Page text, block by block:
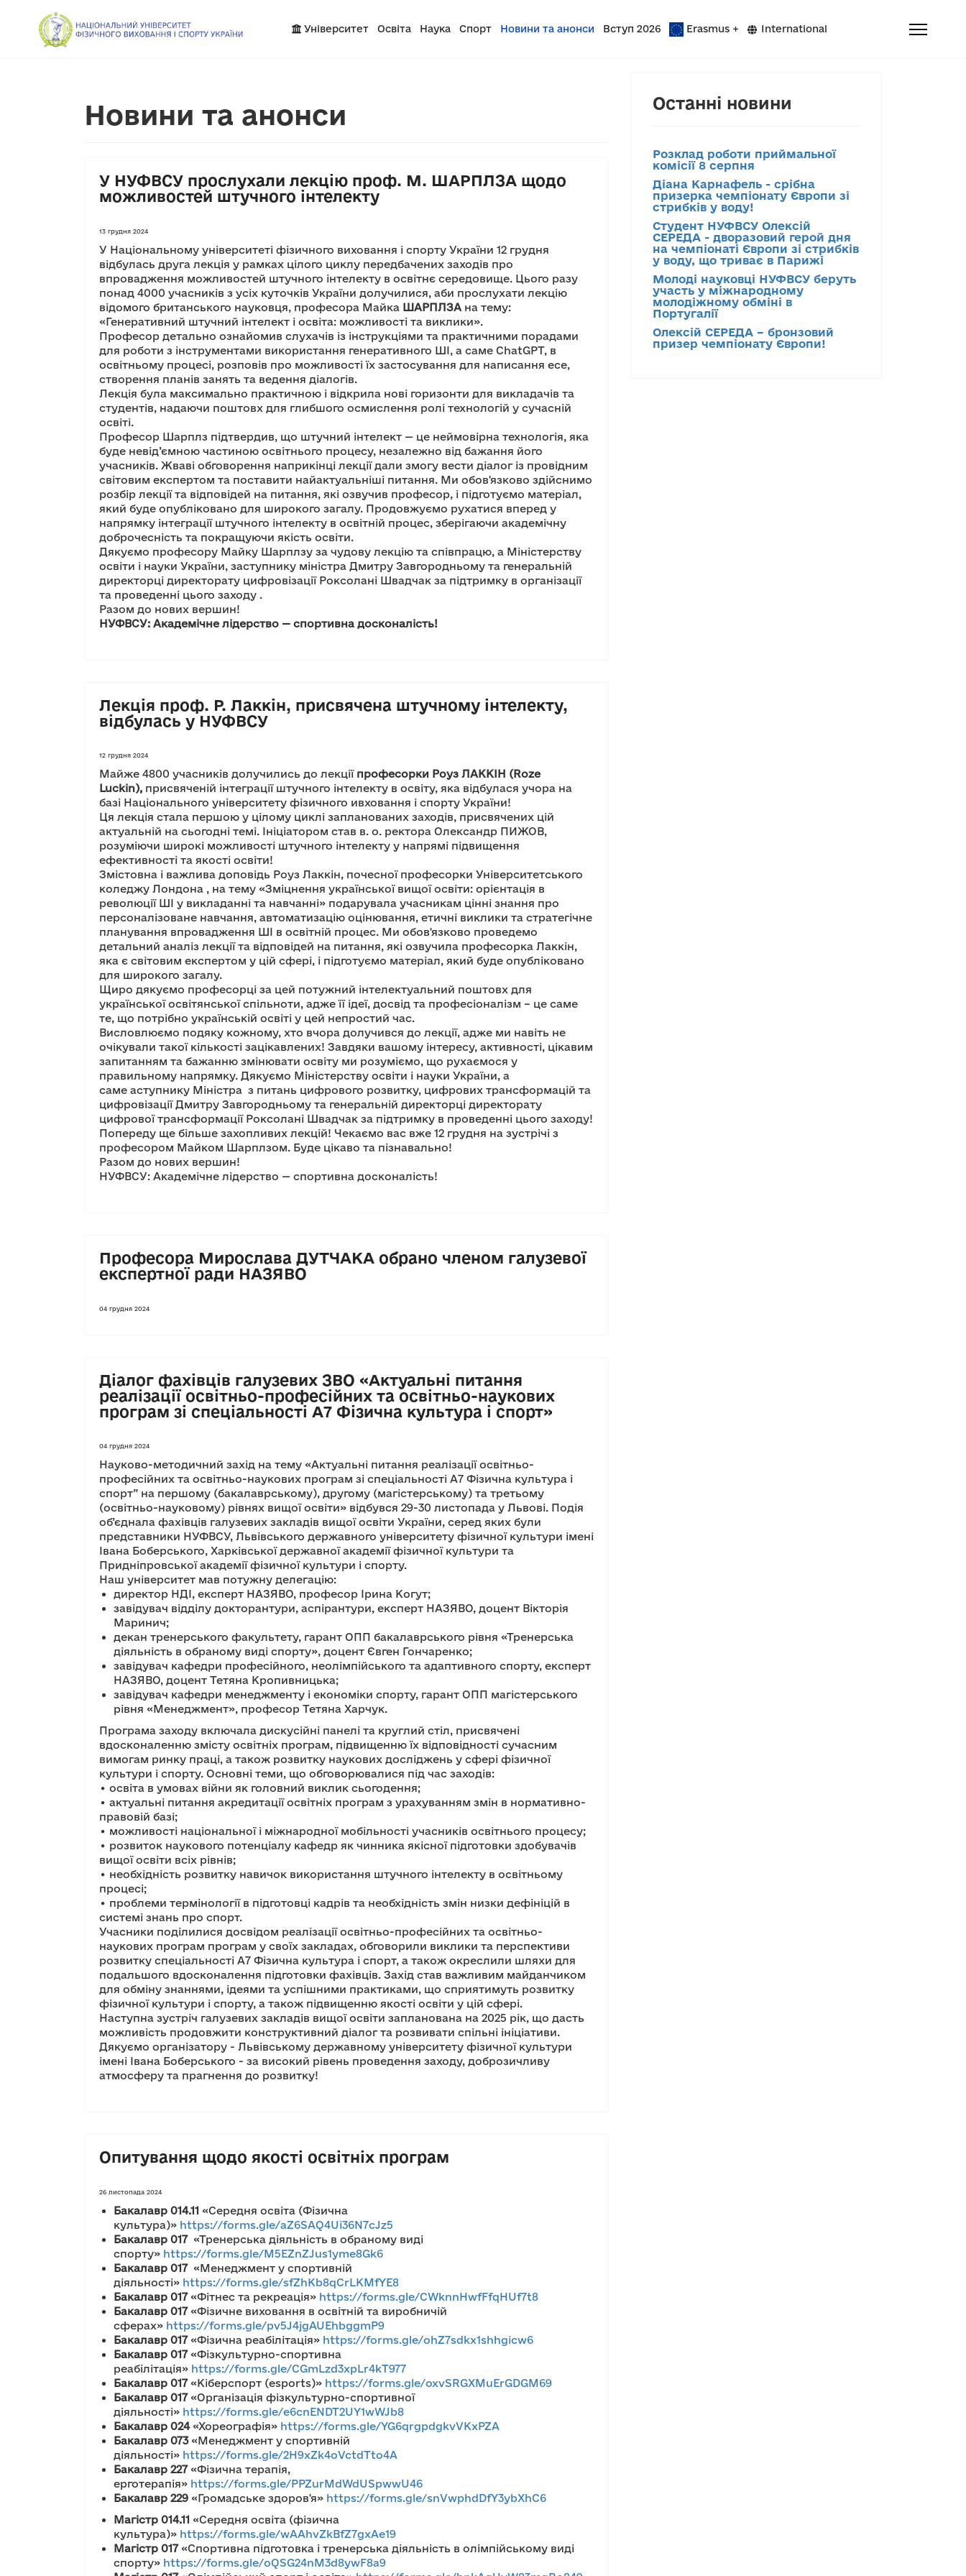
Університет Освіта Наука Спорт Новини та анонси Вступ 2026 Erasmus + International
Новини та анонси
У НУФВСУ прослухали лекцію проф. М. ШАРПЛЗА щодо
можливостей штучного інтелекту
13 грудня 2024
У Національному університеті фізичного виховання і спорту України 12 грудня
відбулась друга лекція у рамках цілого циклу передбачених заходів про
впровадження можливостей штучного інтелекту в освітнє середовище. Цього разу
понад 4000 учасників з усіх куточків України долучилися, аби прослухати лекцію
відомого британського науковця, професора Майка ШАРПЛЗА на тему:
«Генеративний штучний інтелект і освіта: можливості та виклики».
Професор детально ознайомив слухачів із інструкціями та практичними порадами
для роботи з інструментами використання генеративного ШІ, а саме ChatGPT, в
освітньому процесі, розповів про можливості їх застосування для написання есе,
створення планів занять та ведення діалогів.
Лекція була максимально практичною і відкрила нові горизонти для викладачів та
студентів, надаючи поштовх для глибшого осмислення ролі технологій у сучасній
освіті.
Професор Шарплз підтвердив, що штучний інтелект — це неймовірна технологія, яка
буде невід’ємною частиною освітнього процесу, незалежно від бажання його
учасників. Жваві обговорення наприкінці лекції дали змогу вести діалог із провідним
світовим експертом та поставити найактуальніші питання. Ми обов'язково здійснимо
розбір лекції та відповідей на питання, які озвучив професор, і підготуємо матеріал,
який буде опубліковано для широкого загалу. Продовжуємо рухатися вперед у
напрямку інтеграції штучного інтелекту в освітній процес, зберігаючи академічну
доброчесність та покращуючи якість освіти.
Дякуємо професору Майку Шарплзу за чудову лекцію та співпрацю, а Міністерству
освіти і науки України, заступнику міністра Дмитру Завгородньому та генеральній
директорці директорату цифровізації Роксолані Швадчак за підтримку в організації
та проведенні цього заходу .
Разом до нових вершин!
НУФВСУ: Академічне лідерство — спортивна досконалість!
Лекція проф. Р. Лаккін, присвячена штучному інтелекту,
відбулась у НУФВСУ
12 грудня 2024
Майже 4800 учасників долучились до лекції професорки Роуз ЛАККІН (Roze
Luckin), присвяченій інтеграції штучного інтелекту в освіту, яка відбулася учора на
базі Національного університету фізичного ивховання і спорту України!
Ця лекція стала першою у цілому циклі запланованих заходів, присвячених цій
актуальній на сьогодні темі. Ініціатором став в. о. ректора Олександр ПИЖОВ,
розуміючи широкі можливості штучного інтелекту у напрямі підвищення
ефективності та якості освіти!
Змістовна і важлива доповідь Роуз Лаккін, почесної професорки Університетського
коледжу Лондона , на тему «Зміцнення української вищої освіти: орієнтація в
революції ШІ у викладанні та навчанні» подарувала учасникам цінні знання про
персоналізоване навчання, автоматизацію оцінювання, етичні виклики та стратегічне
планування впровадження ШІ в освітній процес. Ми обов'язково проведемо
детальний аналіз лекції та відповідей на питання, які озвучила професорка Лаккін,
яка є світовим експертом у цій сфері, і підготуємо матеріал, який буде опубліковано
для широкого загалу.
Щиро дякуємо професорці за цей потужний інтелектуальний поштовх для
української освітянської спільноти, адже її ідеї, досвід та професіоналізм – це саме
те, що потрібно українській освіті у цей непростий час.
Висловлюємо подяку кожному, хто вчора долучився до лекції, адже ми навіть не
очікували такої кількості зацікавлених! Завдяки вашому інтересу, активності, цікавим
запитанням та бажанню змінювати освіту ми розуміємо, що рухаємося у
правильному напрямку. Дякуємо Міністерству освіти і науки України, а
саме аступнику Міністра з питань цифрового розвитку, цифрових трансформацій та
цифровізації Дмитру Завгородньому та генеральній директорці директорату
цифрової трансформації Роксолані Швадчак за підтримку в проведенні цього заходу!
Попереду ще більше захопливих лекцій! Чекаємо вас вже 12 грудня на зустрічі з
професором Майком Шарплзом. Буде цікаво та пізнавально!
Разом до нових вершин!
НУФВСУ: Академічне лідерство — спортивна досконалість!
Професора Мирослава ДУТЧАКА обрано членом галузевої
експертної ради НАЗЯВО
04 грудня 2024
Діалог фахівців галузевих ЗВО «Актуальні питання
реалізації освітньо-професійних та освітньо-наукових
програм зі спеціальності А7 Фізична культура і спорт»
04 грудня 2024
Науково-методичний захід на тему «Актуальні питання реалізації освітньо-
професійних та освітньо-наукових програм зі спеціальності А7 Фізична культура і
спорт” на першому (бакалаврському), другому (магістерському) та третьому
(освітньо-науковому) рівнях вищої освіти» відбувся 29-30 листопада у Львові. Подія
об’єднала фахівців галузевих закладів вищої освіти України, серед яких були
представники НУФВСУ, Львівського державного університету фізичної культури імені
Івана Боберського, Харківської державної академії фізичної культури та
Придніпровської академії фізичної культури і спорту.
Наш університет мав потужну делегацію:
директор НДІ, експерт НАЗЯВО, професор Ірина Когут;
завідувач відділу докторантури, аспірантури, експерт НАЗЯВО, доцент Вікторія
Маринич;
декан тренерського факультету, гарант ОПП бакалаврського рівня «Тренерська
діяльність в обраному виді спорту», доцент Євген Гончаренко;
завідувач кафедри професійного, неолімпійського та адаптивного спорту, експерт
НАЗЯВО, доцент Тетяна Кропивницька;
завідувач кафедри менеджменту і економіки спорту, гарант ОПП магістерського
рівня «Менеджмент», професор Тетяна Харчук.
Програма заходу включала дискусійні панелі та круглий стіл, присвячені
вдосконаленню змісту освітніх програм, підвищенню їх відповідності сучасним
вимогам ринку праці, а також розвитку наукових досліджень у сфері фізичної
культури і спорту. Основні теми, що обговорювалися під час заходів:
• освіта в умовах війни як головний виклик сьогодення;
• актуальні питання акредитації освітніх програм з урахуванням змін в нормативно-
правовій базі;
• можливості національної і міжнародної мобільності учасників освітнього процесу;
• розвиток наукового потенціалу кафедр як чинника якісної підготовки здобувачів
вищої освіти всіх рівнів;
• необхідність розвитку навичок використання штучного інтелекту в освітньому
процесі;
• проблеми термінології в підготовці кадрів та необхідність змін низки дефініцій в
системі знань про спорт.
Учасники поділилися досвідом реалізації освітньо-професійних та освітньо-
наукових програм програм у своїх закладах, обговорили виклики та перспективи
розвитку спеціальності А7 Фізична культура і спорт, а також окреслили шляхи для
подальшого вдосконалення підготовки фахівців. Захід став важливим майданчиком
для обміну знаннями, ідеями та успішними практиками, що сприятимуть розвитку
фізичної культури і спорту, а також підвищенню якості освіти у цій сфері.
Наступна зустріч галузевих закладів вищої освіти запланована на 2025 рік, що дасть
можливість продовжити конструктивний діалог та розвивати спільні ініціативи.
Дякуємо організатору - Львівському державному університету фізичної культури
імені Івана Боберського - за високий рівень проведення заходу, доброзичливу
атмосферу та прагнення до розвитку!
Опитування щодо якості освітніх програм
26 листопада 2024
Бакалавр 014.11 «Середня освіта (Фізична
культура)» https://forms.gle/aZ6SAQ4Ui36N7cJz5
Бакалавр 017«Тренерська діяльність в обраному виді
спорту» https://forms.gle/M5EZnZJus1yme8Gk6
Бакалавр 017«Менеджмент у спортивній
діяльності» https://forms.gle/sfZhKb8qCrLKMfYE8
Бакалавр 017«Фітнес та рекреація» https://forms.gle/CWknnHwfFfqHUf7t8
Бакалавр 017«Фізичне виховання в освітній та виробничій
сферах» https://forms.gle/pv5J4jgAUEhbggmP9
Бакалавр 017«Фізична реабілітація» https://forms.gle/ohZ7sdkx1shhgicw6
Бакалавр 017«Фізкультурно-спортивна
реабілітація» https://forms.gle/CGmLzd3xpLr4kT977
Бакалавр 017«Кіберспорт (esports)» https://forms.gle/oxvSRGXMuErGDGM69
Бакалавр 017«Організація фізкультурно-спортивної
діяльності» https://forms.gle/e6cnENDT2UY1wWJb8
Бакалавр 024«Хореографія» https://forms.gle/YG6qrgpdgkvVKxPZA
Бакалавр 073«Менеджмент у спортивній
діяльності» https://forms.gle/2H9xZk4oVctdTto4A
Бакалавр 227«Фізична терапія,
ерготерапія» https://forms.gle/PPZurMdWdUSpwwU46
Бакалавр 229 «Громадське здоров'я» https://forms.gle/snVwphdDfY3ybXhC6
Магістр 014.11 «Середня освіта (фізична
культура)» https://forms.gle/wAAhvZkBfZ7gxAe19
Магістр 017«Спортивна підготовка і тренерська діяльність в олімпійському виді
спорту» https://forms.gle/oQSG24nM3d8ywF8a9
Останні новини
Розклад роботи приймальної
комісії 8 серпня
Діана Карнафель - срібна
призерка чемпіонату Європи зі
стрибків у воду!
Студент НУФВСУ Олексій
СЕРЕДА - дворазовий герой дня
на чемпіонаті Європи зі стрибків
у воду, що триває в Парижі
Молоді науковці НУФВСУ беруть
участь у міжнародному
молодіжному обміні в
Португалії
Олексій СЕРЕДА – бронзовий
призер чемпіонату Європи!